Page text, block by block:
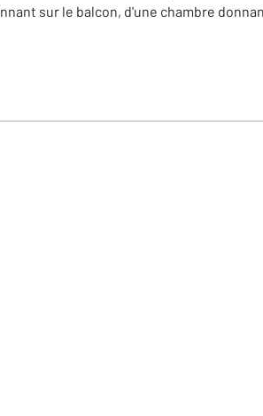
sur le balcon, d'une chambre